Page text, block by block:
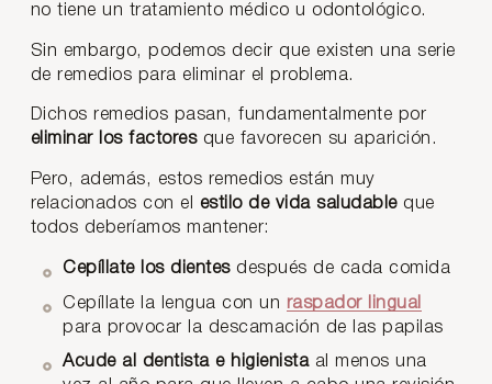
no tiene un tratamiento médico u odontológico.
Sin embargo, podemos decir que existen una serie
de remedios para eliminar el problema.
Dichos remedios pasan, fundamentalmente por
eliminar los factoresque favorecen su aparición.
Pero, además, estos remedios están muy
relacionados con el estilo de vida saludableque
todos deberíamos mantener:
Cepíllate los dientesdespués de cada comida
Cepíllate la lengua con un raspador lingual
para provocar la descamación de las papilas
Acude al dentista e higienista al menos una